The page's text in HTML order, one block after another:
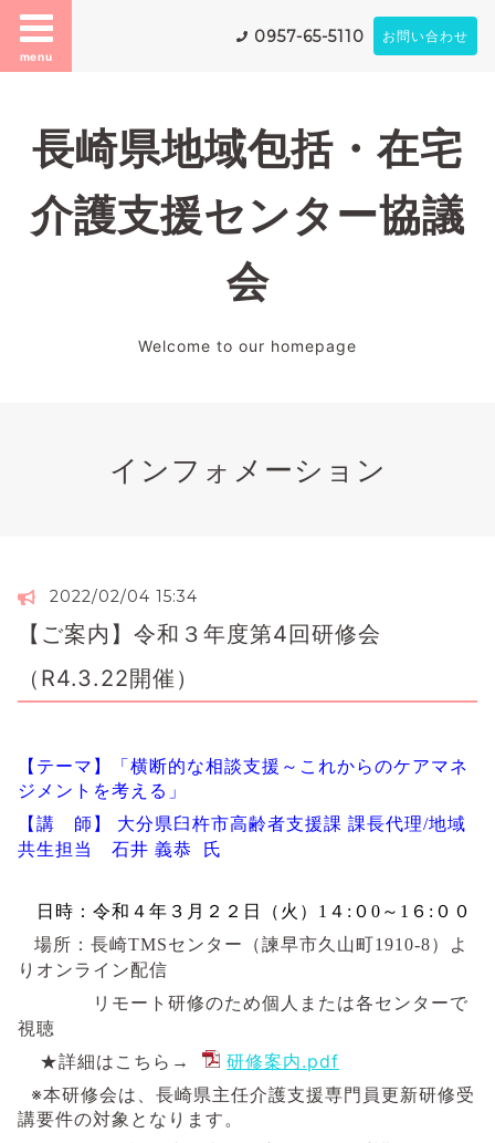
menu
0957-65-5110 お問い合わせ
長崎県地域包括・在宅
介護支援センター協議
会
Welcome to our homepage
インフォメーション
2022/02/04 15:34
【ご案内】令和３年度第4回研修会
（R4.3.22開催）
【テーマ】「横断的な相談支援～これからのケアマネ
ジメントを考える」
【講 師】 大分県臼杵市高齢者支援課 課長代理/地域
共生担当 石井 義恭 氏
日時：令和４ 年３ 月２２日（火）1４:０0～1６:００
場所：長崎TMSセンター（諫早市久山町1910-8）よ
りオンライン配信
リモート研修のため個人または各センターで
視聴
★詳細はこちら→
研修案内.pdf
※本研修会は、長崎県主任介護支援専門員更新研修受
講要件の対象となります。